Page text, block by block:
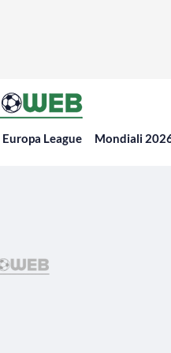
Europa League Mondiali